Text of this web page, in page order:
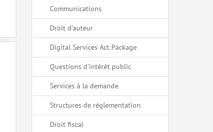
Communications
Droit d'auteur
Digital Services Act Package
Questions d'intérêt public
Services à la demande
Structures de réglementation
Droit fiscal